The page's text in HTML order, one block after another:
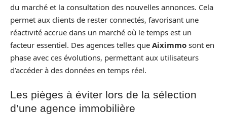
du marché et la consultation des nouvelles annonces. Cela
permet aux clients de rester connectés, favorisant une
réactivité accrue dans un marché où le temps est un
facteur essentiel. Des agences telles que Aiximmo sont en
phase avec ces évolutions, permettant aux utilisateurs
d’accéder à des données en temps réel.
Les pièges à éviter lors de la sélection
d’une agence immobilière